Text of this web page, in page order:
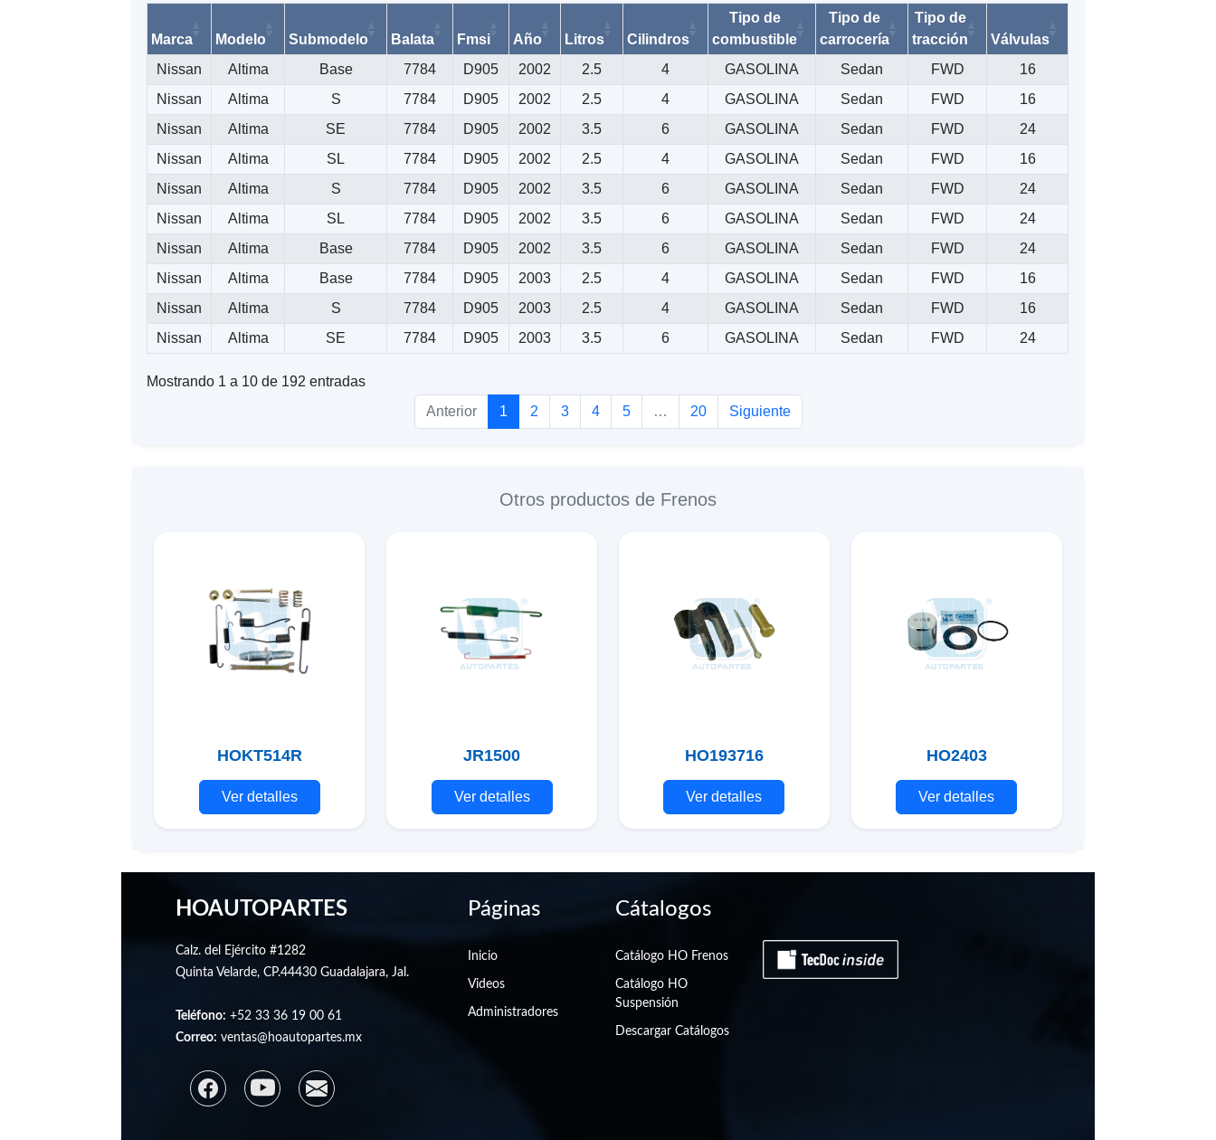
Marca Modelo Submodelo Balata Fmsi Año Litros Cilindros
Tipo de
combustible
Tipo de
carrocería
Tipo de
tracción
Válvulas
Nissan
Altima Base 7784 D905 2002 2.5 4 GASOLINA Sedan FWD
16
Nissan
Altima S 7784 D905 2002 2.5 4 GASOLINA Sedan FWD
16
Nissan
Altima SE 7784 D905 2002 3.5 6 GASOLINA Sedan FWD
24
Nissan
Altima SL 7784 D905 2002 2.5 4 GASOLINA Sedan FWD
16
Nissan
Altima S 7784 D905 2002 3.5 6 GASOLINA Sedan FWD
24
Nissan
Altima SL 7784 D905 2002 3.5 6 GASOLINA Sedan FWD
24
Nissan
Altima Base 7784 D905 2002 3.5 6 GASOLINA Sedan FWD
24
Nissan
Altima Base 7784 D905 2003 2.5 4 GASOLINA Sedan FWD
16
Nissan
Altima S 7784 D905 2003 2.5 4 GASOLINA Sedan FWD
16
Nissan
Altima SE 7784 D905 2003 3.5 6 GASOLINA Sedan FWD 24
Mostrando 1 a 10 de 192 entradas
Anterior
1 2 3 4 5 … 20 Siguiente
Otros productos de Frenos
HOKT514R
Ver detalles
JR1500
Ver detalles
HO193716
Ver detalles
HO2403
Ver detalles
HOAUTOPARTES
Calz. del Ejército #1282
Quinta Velarde, CP.44430 Guadalajara, Jal.
Teléfono: +52 33 36 19 00 61
Correo: ventas@hoautopartes.mx
Páginas
Inicio
Videos
Administradores
Cátalogos
Catálogo HO Frenos
Catálogo HO
Suspensión
Descargar Catálogos